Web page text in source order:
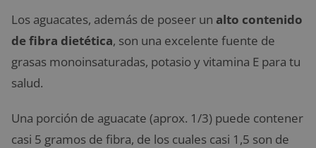
Los aguacates, además de poseer un alto contenido
de fibra dietética, son una excelente fuente de
grasas monoinsaturadas, potasio y vitamina E para tu
salud.
Una porción de aguacate (aprox. 1/3) puede contener
casi 5 gramos de fibra, de los cuales casi 1,5 son de